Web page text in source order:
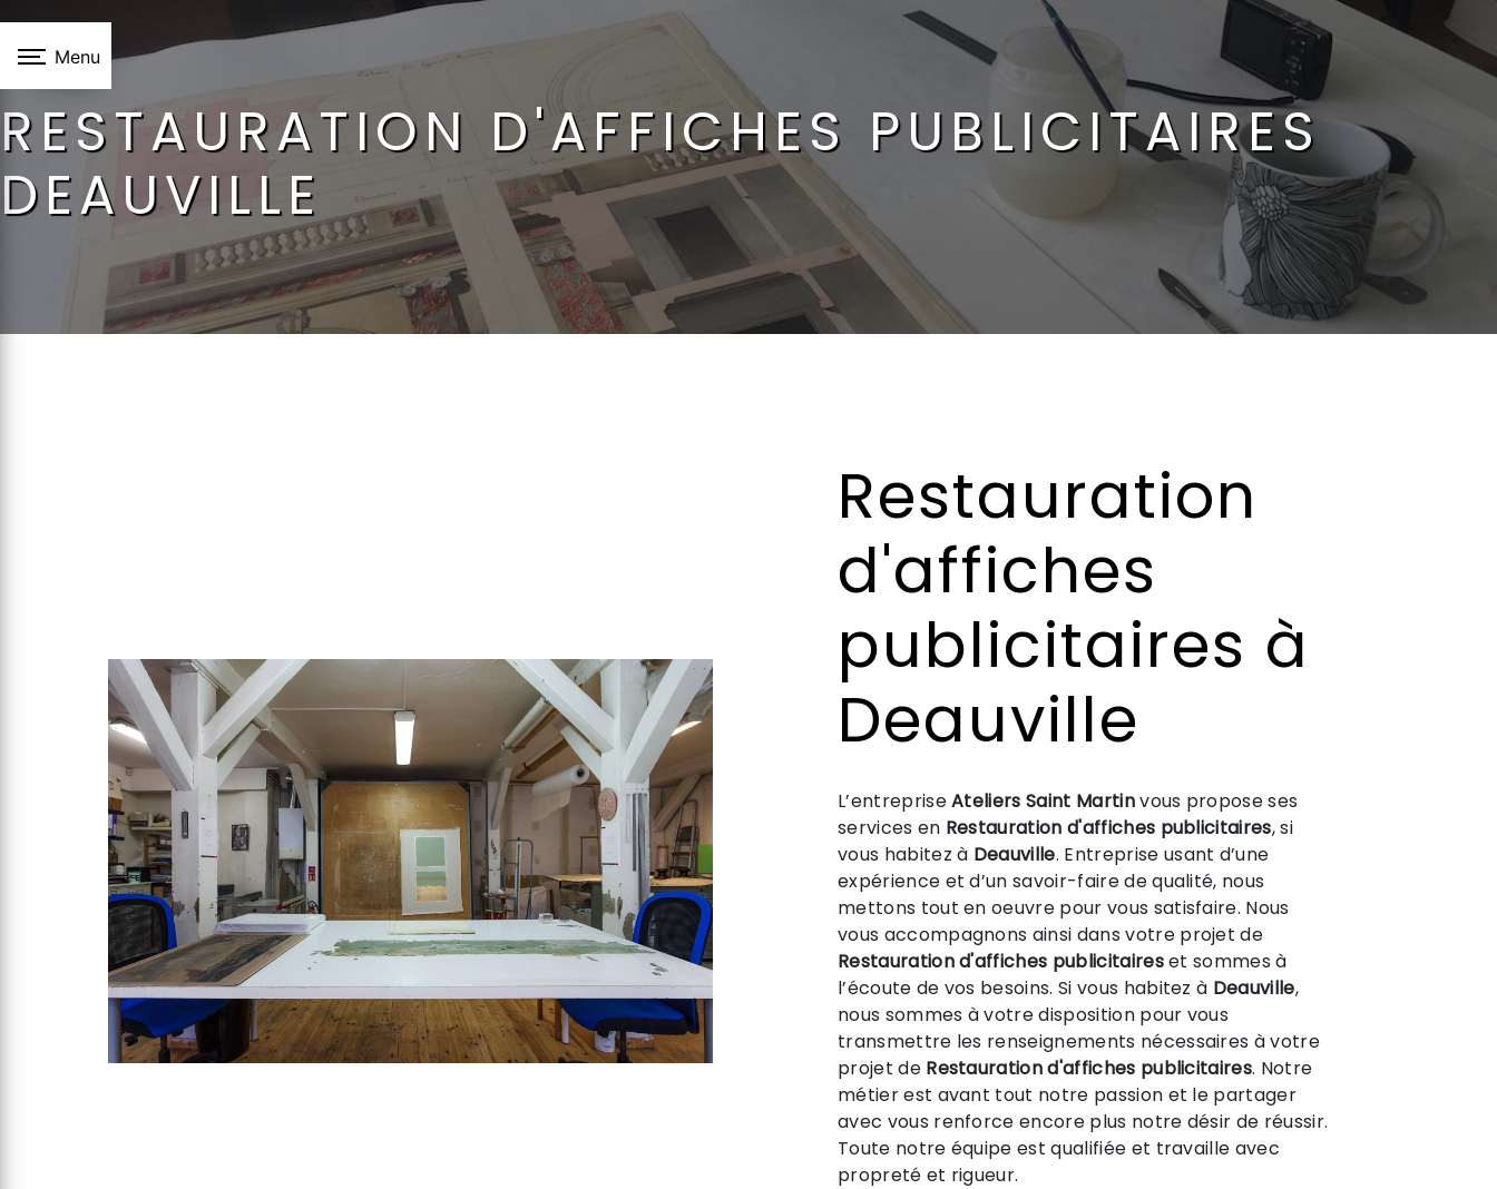
Menu
RESTAURATION D'AFFICHES PUBLICITAIRES
DEAUVILLE
Restauration
d'affiches
publicitaires à
Deauville
L’entrepriseAteliers Saint Martinvous propose ses
services en Restauration d'affiches publicitaires, si
vous habitez à Deauville. Entreprise usant d’une
expérience et d’un savoir-faire de qualité, nous
mettons tout en oeuvre pour vous satisfaire. Nous
vous accompagnons ainsi dans votre projet de
Restauration d'affiches publicitaireset sommes à
l’écoute de vos besoins. Si vous habitez à Deauville,
nous sommes à votre disposition pour vous
transmettre les renseignements nécessaires à votre
projet de Restauration d'affiches publicitaires. Notre
métier est avant tout notre passion et le partager
avec vous renforce encore plus notre désir de réussir.
Toute notre équipe est qualifiée et travaille avec
propreté et rigueur.